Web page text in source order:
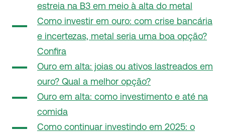
estreia na B3 em meio à alta do metal
Como investir em ouro: com crise bancária
e incertezas, metal seria uma boa opção?
Confira
Ouro em alta: joias ou ativos lastreados em
ouro? Qual a melhor opção?
Ouro em alta: como investimento e até na
comida
Como continuar investindo em 2025: o